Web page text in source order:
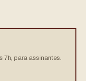
7h, para assinantes.